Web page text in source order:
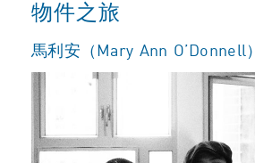
物件之旅
馬利安（Mary Ann O’Donnell）